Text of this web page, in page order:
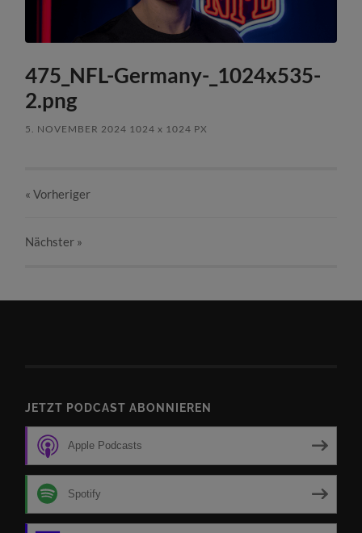
475_NFL-Germany-_1024x535-
2.png
5. NOVEMBER 2024 1024x 1024 PX
« Vorheriger
Nächster »
JETZT PODCAST ABONNIEREN
Apple Podcasts
Spotify